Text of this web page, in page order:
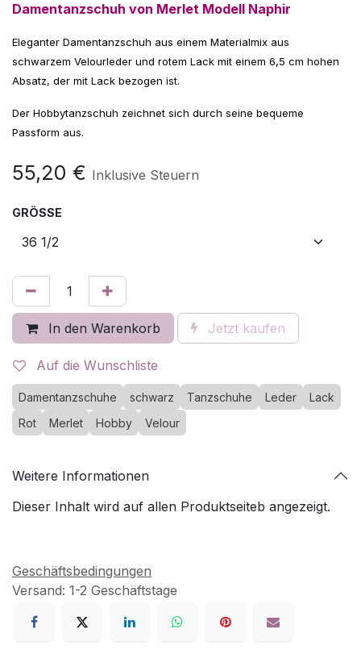
Damentanzschuh von Merlet Modell Naphir
Eleganter Damentanzschuh aus einem Materialmix aus
schwarzem Velourleder und rotem Lack mit einem 6,5 cm hohen
Absatz, der mit Lack bezogen ist.
Der Hobbytanzschuh zeichnet sich durch seine bequeme
Passform aus.
55,20 € Inklusive Steuern
GRÖSSE
In den Warenkorb Jetzt kaufen
Auf die Wunschliste
Damentanzschuhe schwarz Tanzschuhe Leder
Lack
Rot
Merlet Hobby Velour
Weitere Informationen
Dieser Inhalt wird auf allen Produktseiteb angezeigt.
Geschäftsbedingungen
Versand: 1-2 Geschäftstage